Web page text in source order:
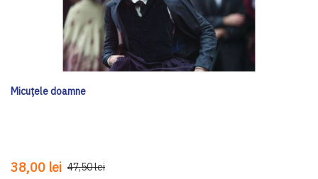
Micuțele doamne
38,00 lei 47,50 lei